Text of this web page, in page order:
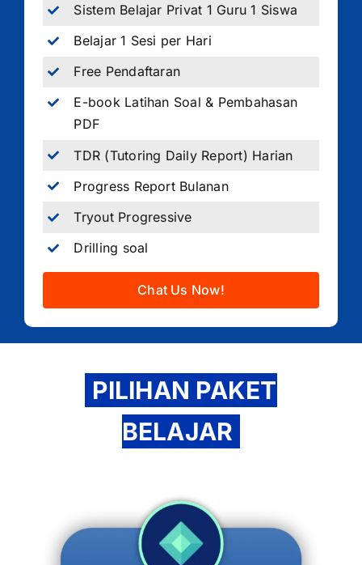
Sistem Belajar Privat 1 Guru 1 Siswa
Belajar 1 Sesi per Hari
Free Pendaftaran
E-book Latihan Soal & Pembahasan
PDF
TDR (Tutoring Daily Report) Harian
Progress Report Bulanan
Tryout Progressive
Drilling soal
Chat Us Now!
PILIHAN PAKET
BELAJAR